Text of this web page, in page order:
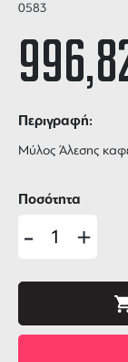
0583
Περιγραφή:
Μύλος Άλεσης
Ποσότητα
- +